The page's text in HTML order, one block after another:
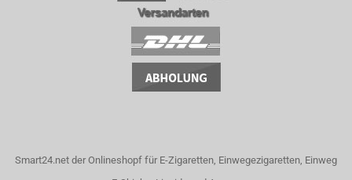
Smart24.net der Onlineshopf für E-Zigaretten, Einwegezigaretten, Einweg